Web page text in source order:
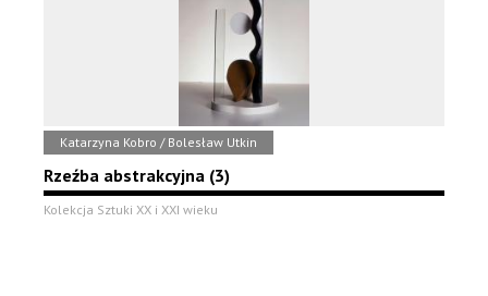
Katarzyna Kobro / Bolesław Utkin
Rzeźba abstrakcyjna (3)
Kolekcja Sztuki XX i XXI wieku